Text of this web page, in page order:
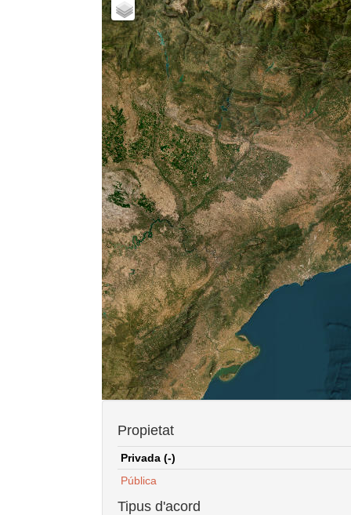
Propietat
Privada (-)
Pública
Tipus d'acord